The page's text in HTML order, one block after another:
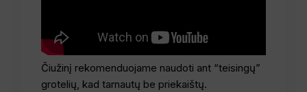
Čiužinį rekomenduojame naudoti ant “teisingų”
grotelių, kad tarnautų be priekaištų.